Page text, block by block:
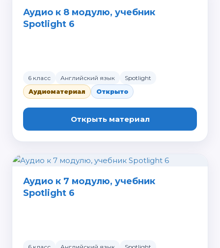
Аудио к 8 модулю, учебник
Spotlight 6
6 класс Английский язык
Spotlight
Аудиоматериал
Открыто
Открыть материал
Аудио к 7 модулю, учебник
Spotlight 6